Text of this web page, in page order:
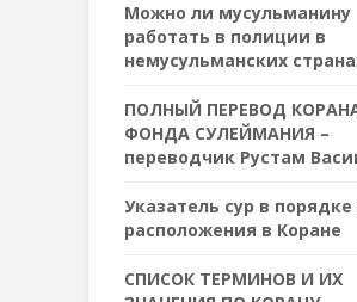
Можно ли мусульманину
работать в полиции в
немусульманских
ПОЛНЫЙ ПЕРЕВОД
ФОНДА СУЛЕЙМАНИЯ –
переводчик Рустам
Указатель сур в порядке
расположения в Коране
СПИСОК ТЕРМИНОВ И ИХ